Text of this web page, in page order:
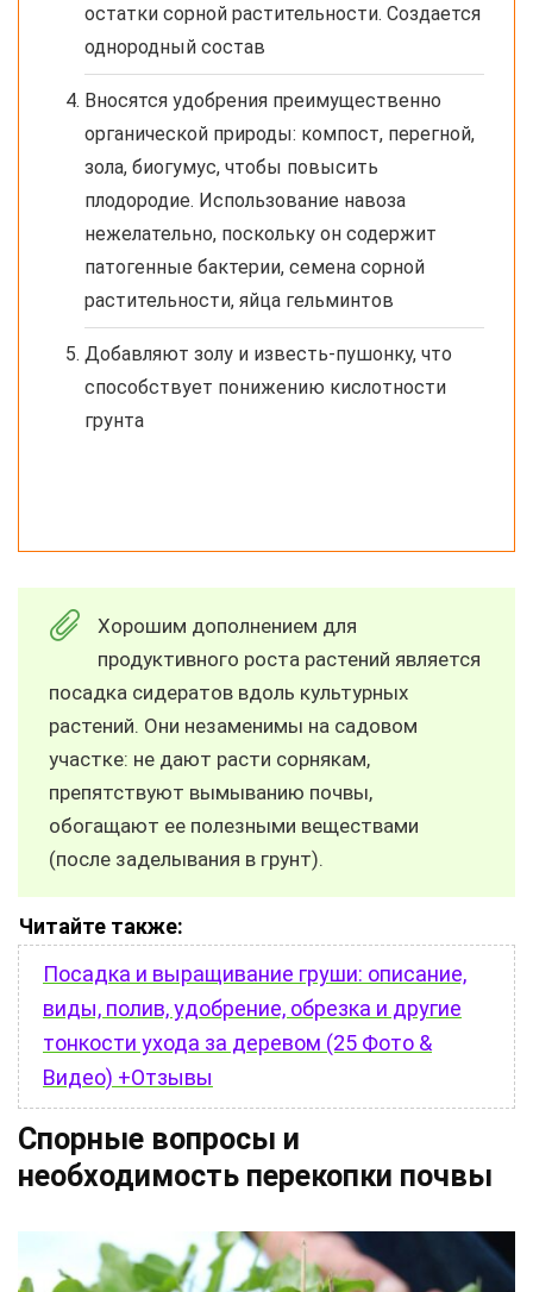
остатки сорной растительности. Создается
однородный состав
Вносятся удобрения преимущественно
органической природы: компост, перегной,
зола, биогумус, чтобы повысить
плодородие. Использование навоза
нежелательно, поскольку он содержит
патогенные бактерии, семена сорной
растительности, яйца гельминтов
Добавляют золу и известь-пушонку, что
способствует понижению кислотности
грунта
Хорошим дополнением для
продуктивного роста растений является
посадка сидератов вдоль культурных
растений. Они незаменимы на садовом
участке: не дают расти сорнякам,
препятствуют вымыванию почвы,
обогащают ее полезными веществами
(после заделывания в грунт).
Читайте также:
Посадка и выращивание груши: описание,
виды, полив, удобрение, обрезка и другие
тонкости ухода за деревом (25 Фото &
Видео) +Отзывы
Спорные вопросы и
необходимость перекопки почвы